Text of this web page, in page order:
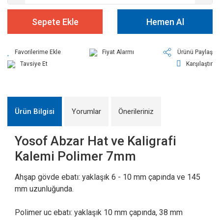
Sepete Ekle Hemen Al
Fiyat Alarmı
Ürünü Paylaş
Tavsiye Et
Karşılaştır
Ürün Bilgisi Yorumlar Önerileriniz
Yosof Abzar Hat ve Kaligrafi
Kalemi Polimer 7mm
Ahşap gövde ebatı: yaklaşık 6 - 10 mm çapında ve 145
mm uzunluğunda.
Polimer uc ebatı: yaklaşık 10 mm çapında, 38 mm